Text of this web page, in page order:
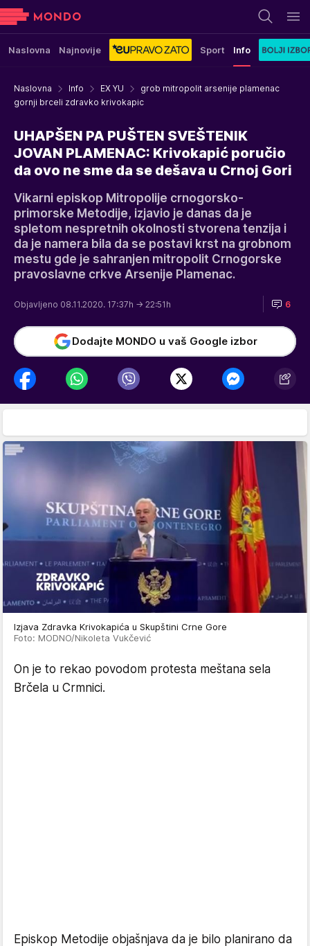
Naslovna Najnovije Sport Info
Naslovna Info EX YU
grob mitropolit arsenije plamenac
gornji brceli zdravko krivokapic
UHAPŠEN PA PUŠTEN SVEŠTENIK
JOVAN PLAMENAC: Krivokapić poručio
da ovo ne sme da se dešava u Crnoj Gori
Vikarni episkop Mitropolije crnogorsko-
primorske Metodije, izjavio je danas da je
spletom nespretnih okolnosti stvorena tenzija i
da je namera bila da se postavi krst na grobnom
mestu gde je sahranjen mitropolit Crnogorske
pravoslavne crkve Arsenije Plamenac.
Objavljeno 08.11.2020. 17:37h → 22:51h 6
Dodajte MONDO u vaš Google izbor
Izjava Zdravka Krivokapića u Skupštini Crne Gore
Foto: MODNO/Nikoleta Vukčević
On je to rekao povodom protesta meštana sela
Brčela u Crmnici.
Episkop Metodije objašnjava da je bilo planirano da